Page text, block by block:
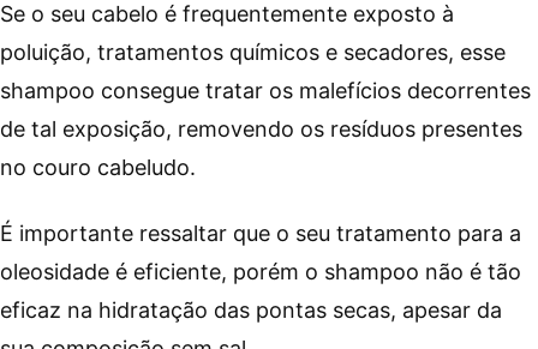
Se o seu cabelo é frequentemente exposto à
poluição, tratamentos químicos e secadores, esse
shampoo consegue tratar os malefícios decorrentes
de tal exposição, removendo os resíduos presentes
no couro cabeludo.
É importante ressaltar que o seu tratamento para a
oleosidade é eficiente, porém o shampoo não é tão
eficaz na hidratação das pontas secas, apesar da